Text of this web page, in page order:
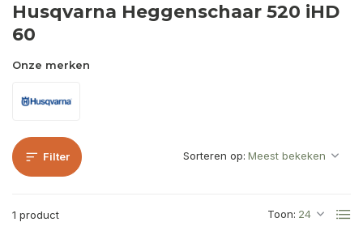
Husqvarna Heggenschaar 520 iHD
60
Onze merken
Filter
1 product Toon:
Sorteren op: